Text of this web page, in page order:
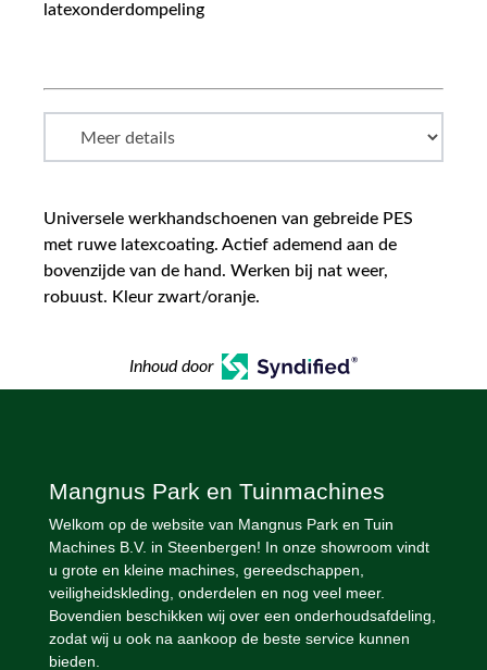
latexonderdompeling
Universele werkhandschoenen van gebreide PES
met ruwe latexcoating. Actief ademend aan de
bovenzijde van de hand. Werken bij nat weer,
robuust. Kleur zwart/oranje.
Inhoud door
Mangnus Park en Tuinmachines
Welkom op de website van Mangnus Park en Tuin
Machines B.V. in Steenbergen! In onze showroom vindt
u grote en kleine machines, gereedschappen,
veiligheidskleding, onderdelen en nog veel meer.
Bovendien beschikken wij over een onderhoudsafdeling,
zodat wij u ook na aankoop de beste service kunnen
bieden.